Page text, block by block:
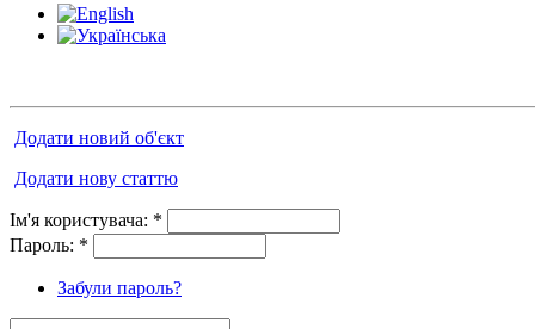
Додати новий об'єкт
Додати нову статтю
Ім'я користувача: *
Пароль: *
Забули пароль?